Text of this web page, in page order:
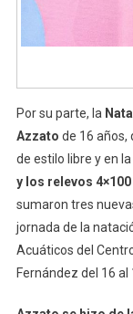
Por su parte, la
Azzato de 16 años,
de estilo libre y en
y los relevos
sumaron tres
jornada de la
Acuáticos del
Fernández del 16 al